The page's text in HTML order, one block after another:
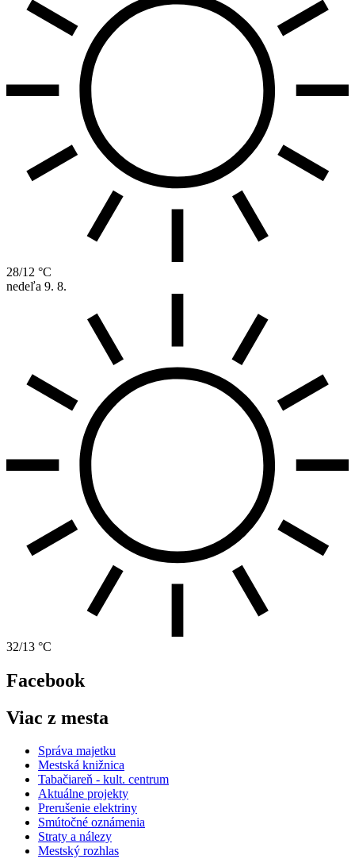
28/12 °C
nedeľa 9. 8.
32/13 °C
Facebook
Viac z mesta
Správa majetku
Mestská knižnica
Tabačiareň - kult. centrum
Aktuálne projekty
Prerušenie elektriny
Smútočné oznámenia
Straty a nálezy
Mestský rozhlas